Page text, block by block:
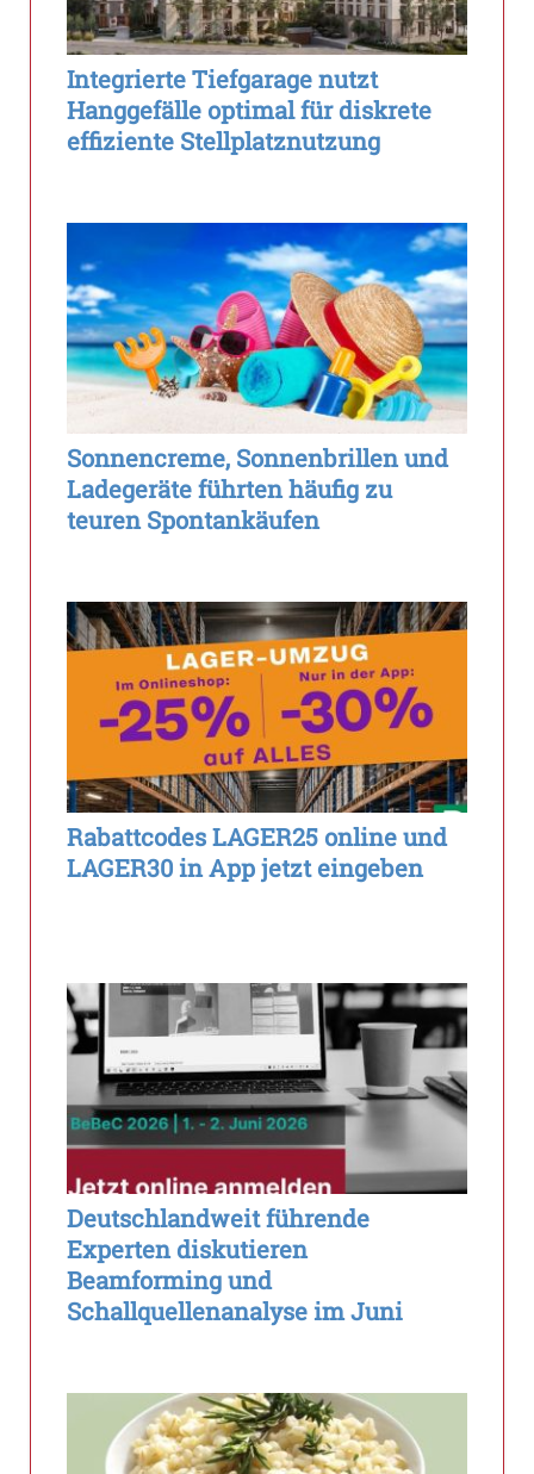
Integrierte Tiefgarage nutzt
Hanggefälle optimal für diskrete
effiziente Stellplatznutzung
Sonnencreme, Sonnenbrillen und
Ladegeräte führten häufig zu
teuren Spontankäufen
Rabattcodes LAGER25 online und
LAGER30 in App jetzt eingeben
Deutschlandweit führende
Experten diskutieren
Beamforming und
Schallquellenanalyse im Juni